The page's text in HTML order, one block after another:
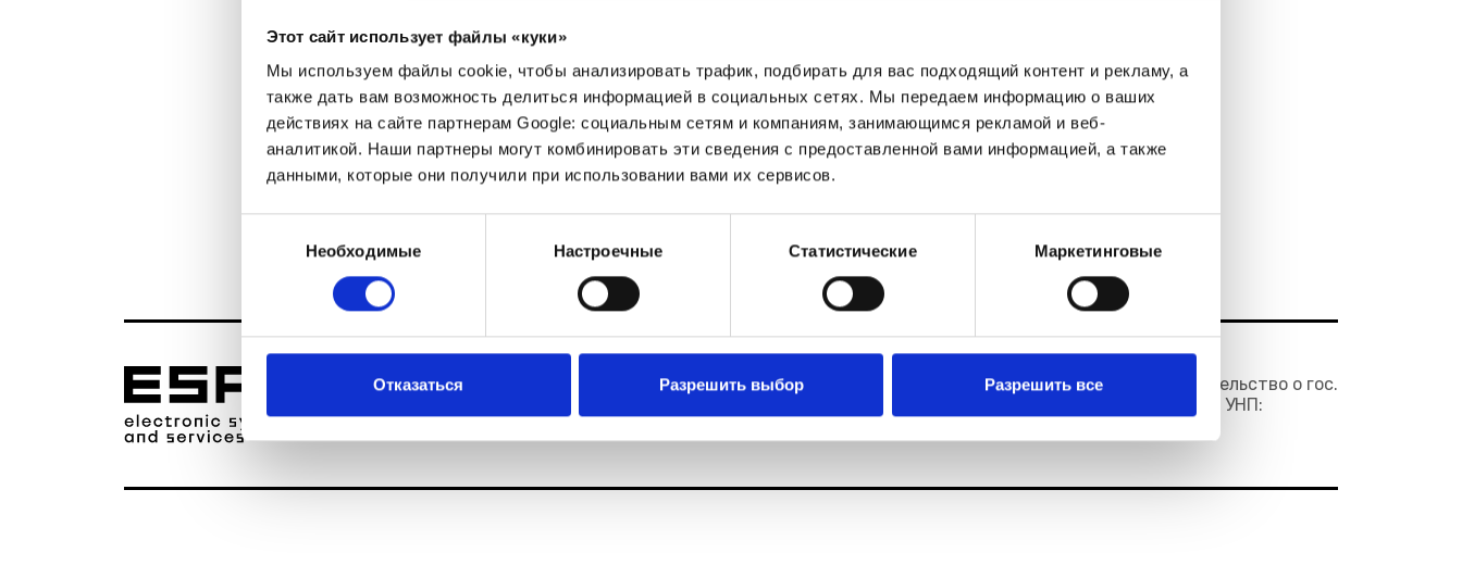
Этот сайт использует файлы «куки»
Мы используем файлы cookie, чтобы анализировать трафик, подбирать для вас подходящий контент и рекламу, а
также дать вам возможность делиться информацией в социальных сетях. Мы передаем информацию о ваших
действиях на сайте партнерам Google: социальным сетям и компаниям, занимающимся рекламой и веб-
аналитикой. Наши партнеры могут комбинировать эти сведения с предоставленной вами информацией, а также
данными, которые они получили при использовании вами их сервисов.
согласияНеобходимые Настроечные Статистические Маркетинговые
Отказаться Разрешить выбор Разрешить все
Рус Бел Eng
Услуги
Проекты
Контакты
Не удалось найти эту страницу
Возможно, вы воспользовались недействительной ссылкой или страница была удалена
На главную
2010 - 2025 © Общество с ограниченной ответственностью "Электронные системы и сервисы" Свидетельство о гос.
регистрации с регистрационным номером 191358568 от 26.08.2010, выданное Минским горисполкомом. УНП: